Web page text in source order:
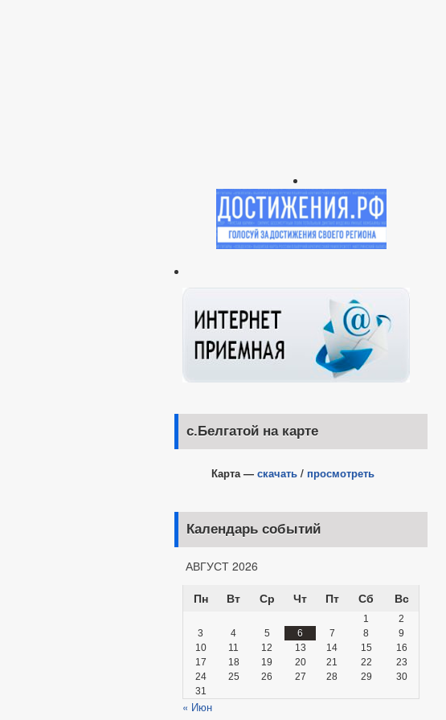
с.Белгатой на карте
Карта — скачать / просмотреть
Календарь событий
АВГУСТ 2026
Пн
Вт Ср Чт Пт Сб Вс
1
2
3
4 5 6 7 8
9
10
11 12 13 14 15
16
17
18 19 20 21 22
23
24
25 26 27 28 29
30
31
« Июн